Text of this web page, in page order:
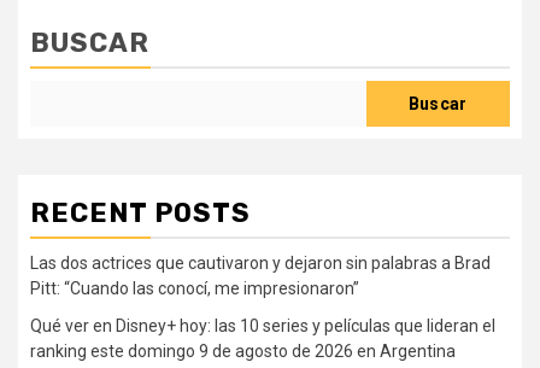
BUSCAR
Buscar
RECENT POSTS
Las dos actrices que cautivaron y dejaron sin palabras a Brad
Pitt: “Cuando las conocí, me impresionaron”
Qué ver en Disney+ hoy: las 10 series y películas que lideran el
ranking este domingo 9 de agosto de 2026 en Argentina